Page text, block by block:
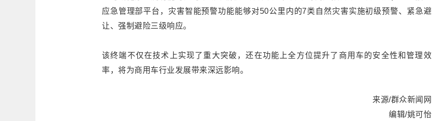
应急管理部平台，灾害智能预警功能能够对50公里内的7类自然灾害实施初级预警、紧急避
让、强制避险三级响应。
该终端不仅在技术上实现了重大突破，还在功能上全方位提升了商用车的安全性和管理效
率，将为商用车行业发展带来深远影响。
来源/群众新闻网
编辑/姚可怡